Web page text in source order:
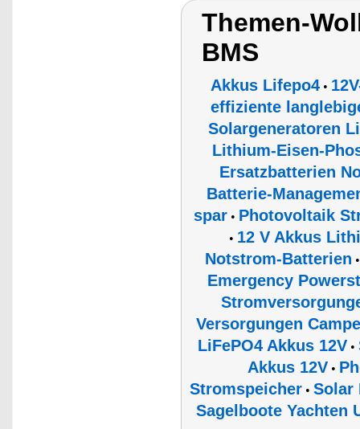
Themen-
BMS
Akkus Lifepo4 •
effiziente
Solargeneratoren
Lithium-Eisen-
Ersatzbatterien
Batterie-
spar• Photovoltaik
• 12 V Akkus
Notstrom-Batterien
Emergency
Versorgungen
LiFePO4 Akkus 12V•
Akkus 12V•
Stromspeicher • Solar
Sagelboote Yachten